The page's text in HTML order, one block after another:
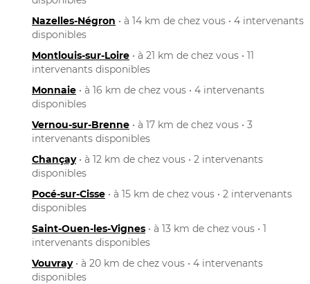
Nazelles-Négron • à 14 km de chez vous • 4 intervenants
disponibles
Montlouis-sur-Loire • à 21 km de chez vous • 11
intervenants disponibles
Monnaie • à 16 km de chez vous • 4 intervenants
disponibles
Vernou-sur-Brenne • à 17 km de chez vous • 3
intervenants disponibles
Chançay• à 12 km de chez vous • 2 intervenants
disponibles
Pocé-sur-Cisse • à 15 km de chez vous • 2 intervenants
disponibles
Saint-Ouen-les-Vignes • à 13 km de chez vous • 1
intervenants disponibles
Vouvray• à 20 km de chez vous • 4 intervenants
disponibles